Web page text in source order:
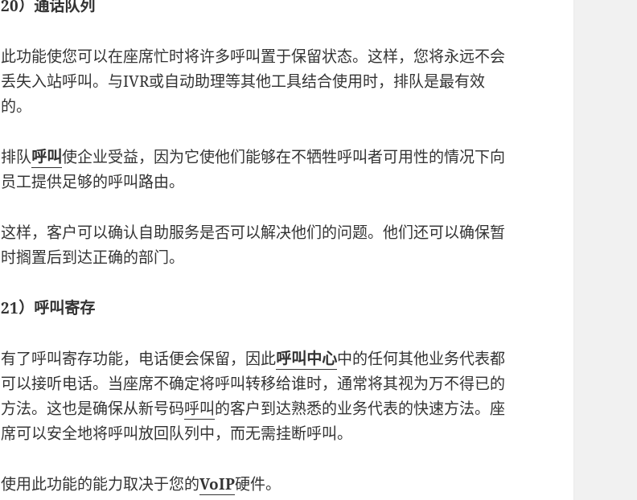
20）通话队列
此功能使您可以在座席忙时将许多呼叫置于保留状态。这样，您将永远不会
丢失入站呼叫。与IVR或自动助理等其他工具结合使用时，排队是最有效
的。
排队呼叫使企业受益，因为它使他们能够在不牺牲呼叫者可用性的情况下向
员工提供足够的呼叫路由。
这样，客户可以确认自助服务是否可以解决他们的问题。他们还可以确保暂
时搁置后到达正确的部门。
21）呼叫寄存
有了呼叫寄存功能，电话便会保留，因此呼叫中心中的任何其他业务代表都
可以接听电话。当座席不确定将呼叫转移给谁时，通常将其视为万不得已的
方法。这也是确保从新号码呼叫的客户到达熟悉的业务代表的快速方法。座
席可以安全地将呼叫放回队列中，而无需挂断呼叫。
使用此功能的能力取决于您的VoIP硬件。